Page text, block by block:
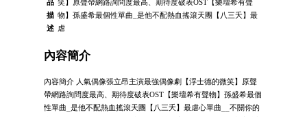
品
描
述
笑】原聲帶網路詢問度最高、期待度破表OST【樂壇希有聲
物】孫盛希最個性單曲_是他不配熱血搖滾天團【八三夭】最
虐
內容簡介
內容簡介 人氣偶像張立昂主演最強偶像劇【浮士德的微笑】原聲
帶網路詢問度最高、期待度破表OST【樂壇希有聲物】孫盛希最個
性單曲_是他不配熱血搖滾天團【八三夭】最虐心單曲__不關你的